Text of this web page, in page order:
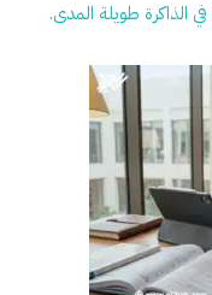
الذاكرة طويلة المدى.